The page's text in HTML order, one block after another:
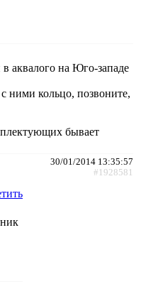
аквалого на Юго-западе
ними кольцо, позвоните,
бывает
30/01/2014 13:35:57
#1928581